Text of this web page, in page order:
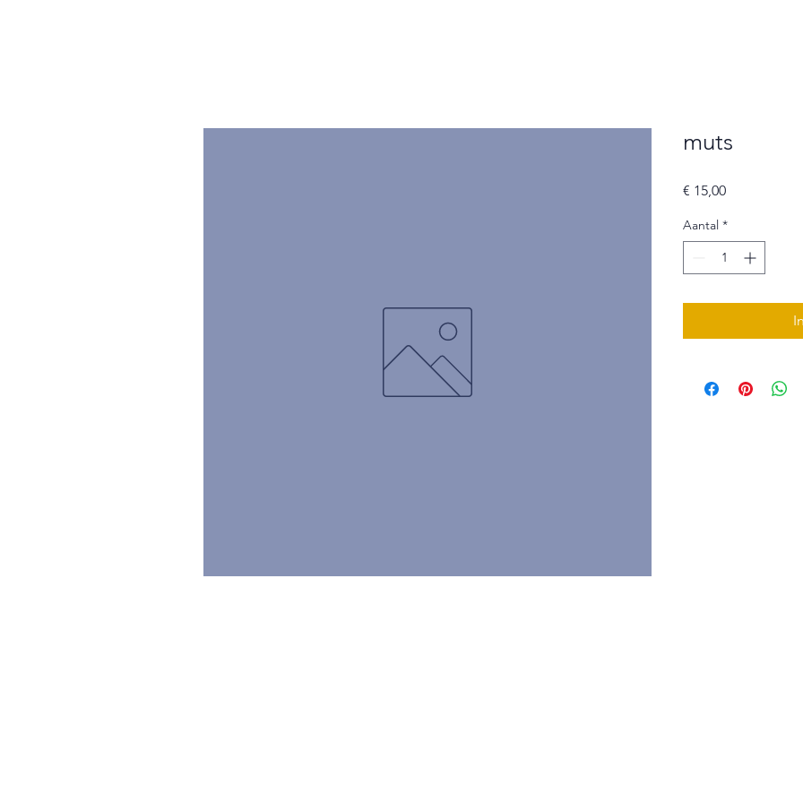
muts
€ 15,00Prijs
Aantal *